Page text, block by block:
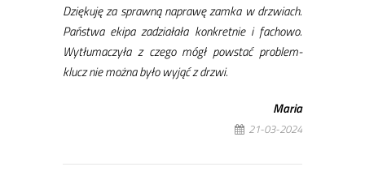
Dzię­ku­ję za spraw­ną na­pra­wę zam­ka w drzwiach.
Pań­stwa eki­pa za­dzia­ła­ła kon­kret­nie i fa­cho­wo.
Wy­tłu­ma­czy­ła z cze­go mógł po­wstać pro­ble­m-
klucz nie moż­na by­ło wy­jąć z drzwi.
Ma­ria
21-03-2024